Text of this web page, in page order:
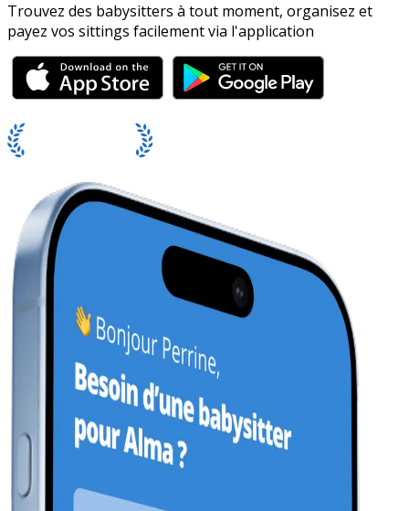
Trouvez des babysitters à tout moment, organisez et
payez vos sittings facilement via l'application